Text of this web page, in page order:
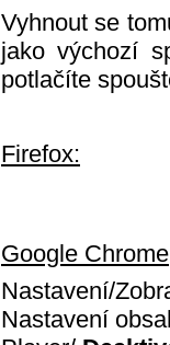
Vyhnout se
jako výchozí
potlačíte
Firefox:
Google Chrome
Nastavení/
Nastavení